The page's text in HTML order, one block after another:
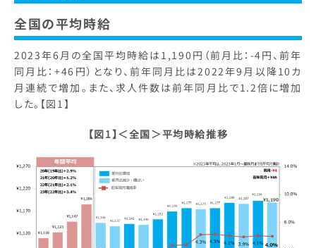
全国の平均時給
2023年6月の全国平均時給は1,190円（前月比：-4円、前年
同月比：+46円）となり、前年同月比は2022年9月以降10カ
月連続で増加。また、求人件数は前年同月比で1.2倍に増加
した。【図1】
【図1】＜全国＞平均時給推移